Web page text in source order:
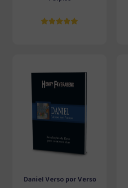
Daniel Verso por Verso